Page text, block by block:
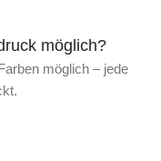
möglich?
möglich – jede